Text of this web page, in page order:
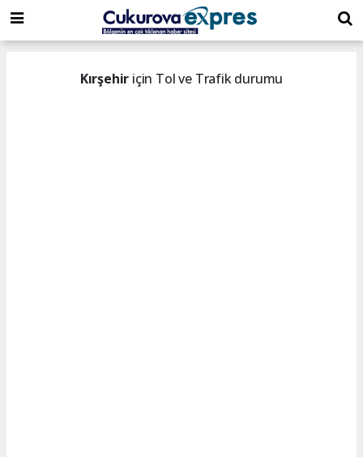
dini
chat
islami
chat
islami
sohbetler
Kırşehir için Tol ve Trafik durumu